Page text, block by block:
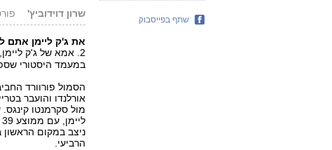
שרון דוידוביץ' פורסם:
את ג'ק ליימן אתם
2. אמא של ג'ק ליימן, 3. עכברי
במעמד היסטורי
אורלנדו והועבר
מול סקרמנטו
ניצב במקום הראשון
הרביעי.
שתף בפייסבוק